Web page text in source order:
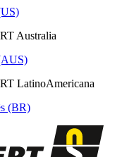
Australia
LatinoAmericana
(BR)